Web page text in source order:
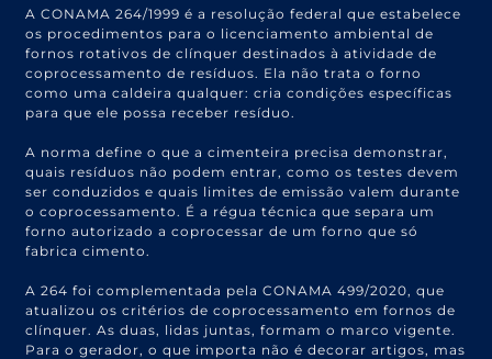
A CONAMA 264/1999 é a resolução federal que estabelece
os procedimentos para o licenciamento ambiental de
fornos rotativos de clínquer destinados à atividade de
coprocessamento de resíduos. Ela não trata o forno
como uma caldeira qualquer: cria condições específicas
para que ele possa receber resíduo.
A norma define o que a cimenteira precisa demonstrar,
quais resíduos não podem entrar, como os testes devem
ser conduzidos e quais limites de emissão valem durante
o coprocessamento. É a régua técnica que separa um
forno autorizado a coprocessar de um forno que só
fabrica cimento.
A 264 foi complementada pela CONAMA 499/2020, que
atualizou os critérios de coprocessamento em fornos de
clínquer. As duas, lidas juntas, formam o marco vigente.
Para o gerador, o que importa não é decorar artigos, mas